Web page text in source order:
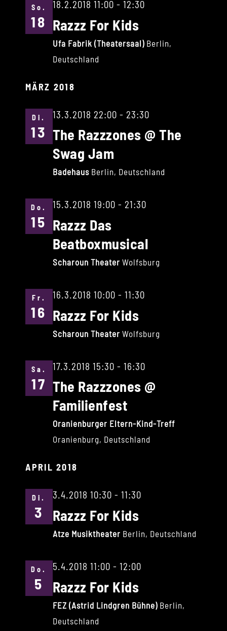
So.
18
18.2.2018 11:00 - 12:30
Razzz For Kids
Ufa Fabrik (Theatersaal) Berlin,
Deutschland
MÄRZ 2018
Di.
13
13.3.2018 22:00 - 23:30
The Razzzones @ The
Swag Jam
Badehaus Berlin, Deutschland
Do.
15
15.3.2018 19:00 - 21:30
Razzz Das
Beatboxmusical
Scharoun Theater Wolfsburg
Fr.
16
16.3.2018 10:00 - 11:30
Razzz For Kids
Scharoun Theater Wolfsburg
Sa.
17
17.3.2018 15:30 - 16:30
The Razzzones @
Familienfest
Oranienburger Eltern-Kind-Treff
Oranienburg, Deutschland
APRIL 2018
Di.
3
3.4.2018 10:30 - 11:30
Razzz For Kids
Atze Musiktheater Berlin, Deutschland
Do.
5
5.4.2018 11:00 - 12:00
Razzz For Kids
FEZ (Astrid Lindgren Bühne) Berlin,
Deutschland